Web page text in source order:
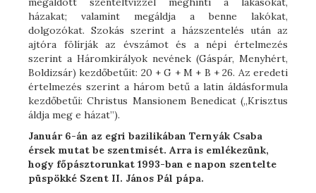
házakat; valamint megáldja a benne lakókat,
dolgozókat. Szokás szerint a házszentelés után az
ajtóra fölírják az évszámot és a népi értelmezés
szerint a Háromkirályok nevének (Gáspár, Menyhért,
Boldizsár) kezdőbetűit: 20 + G + M + B + 26. Az eredeti
értelmezés szerint a három betű a latin áldásformula
kezdőbetűi: Christus Mansionem Benedicat („Krisztus
áldja meg e házat”).
Január 6-án az egri bazilikában Ternyák Csaba
érsek mutat be szentmisét. Arra is emlékezünk,
hogy főpásztorunkat 1993-ban e napon szentelte
püspökké Szent II. János Pál pápa.